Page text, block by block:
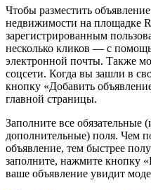
Чтобы разместить
недвижимости на площадке
зарегистрированным
несколько кликов — с
электронной почты. Также
соцсети. Когда вы зашли в
кнопку «Добавить
главной страницы.
Заполните все
дополнительные) поля. Чем
объявление, тем быстрее
заполните, нажмите кнопку
ваше объявление увидит